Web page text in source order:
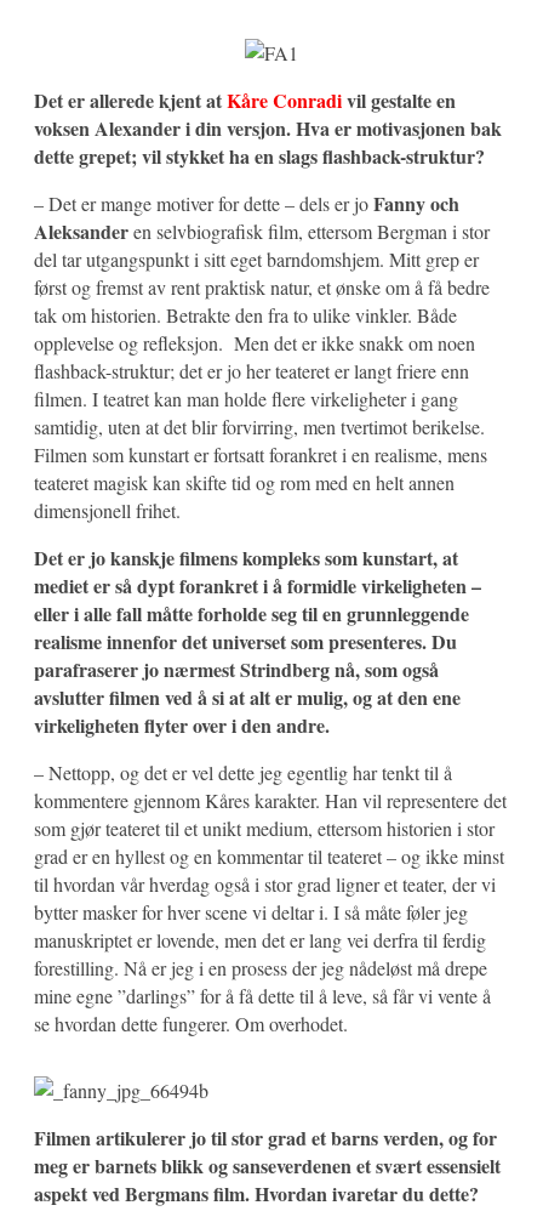
Det er allerede kjent atKåre Conradivil gestalte en
voksen Alexander i din versjon. Hva er motivasjonen bak
dette grepet; vil stykket ha en slags flashback-struktur?
– Det er mange motiver for dette – dels er joFanny och
Aleksanderen selvbiografisk film, ettersom Bergman i stor
del tar utgangspunkt i sitt eget barndomshjem. Mitt grep er
først og fremst av rent praktisk natur, et ønske om å få bedre
tak om historien. Betrakte den fra to ulike vinkler. Både
opplevelse og refleksjon. Men det er ikke snakk om noen
flashback-struktur; det er jo her teateret er langt friere enn
filmen. I teatret kan man holde flere virkeligheter i gang
samtidig, uten at det blir forvirring, men tvertimot berikelse.
Filmen som kunstart er fortsatt forankret i en realisme, mens
teateret magisk kan skifte tid og rom med en helt annen
dimensjonell frihet.
Det er jo kanskje filmens kompleks som kunstart, at
mediet er så dypt forankret i å formidle virkeligheten –
eller i alle fall måtte forholde seg til en grunnleggende
realisme innenfor det universet som presenteres. Du
parafraserer jo nærmest Strindberg nå, som også
avslutter filmen ved å si at alt er mulig, og at den ene
virkeligheten flyter over i den andre.
– Nettopp, og det er vel dette jeg egentlig har tenkt til å
kommentere gjennom Kåres karakter. Han vil representere det
som gjør teateret til et unikt medium, ettersom historien i stor
grad er en hyllest og en kommentar til teateret – og ikke minst
til hvordan vår hverdag også i stor grad ligner et teater, der vi
bytter masker for hver scene vi deltar i. I så måte føler jeg
manuskriptet er lovende, men det er lang vei derfra til ferdig
forestilling. Nå er jeg i en prosess der jeg nådeløst må drepe
mine egne ”darlings” for å få dette til å leve, så får vi vente å
se hvordan dette fungerer. Om overhodet.
Filmen artikulerer jo til stor grad et barns verden, og for
meg er barnets blikk og sanseverdenen et svært essensielt
aspekt ved Bergmans film. Hvordan ivaretar du dette?